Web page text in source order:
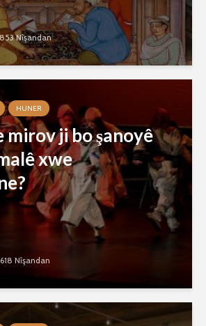
Nîşandan
HUNER
mirov ji bo şanoyê
xwe
Nîşandan